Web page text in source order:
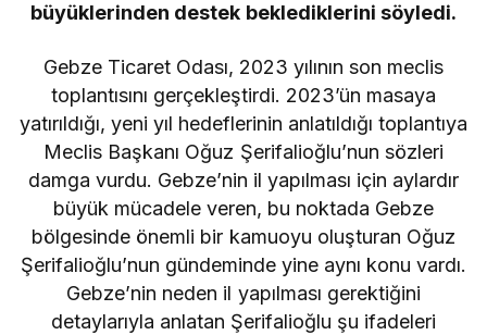
büyüklerinden destek beklediklerini söyledi.
Gebze Ticaret Odası, 2023 yılının son meclis
toplantısını gerçekleştirdi. 2023’ün masaya
yatırıldığı, yeni yıl hedeflerinin anlatıldığı toplantıya
Meclis Başkanı Oğuz Şerifalioğlu’nun sözleri
damga vurdu. Gebze’nin il yapılması için aylardır
büyük mücadele veren, bu noktada Gebze
bölgesinde önemli bir kamuoyu oluşturan Oğuz
Şerifalioğlu’nun gündeminde yine aynı konu vardı.
Gebze’nin neden il yapılması gerektiğini
detaylarıyla anlatan Şerifalioğlu şu ifadeleri